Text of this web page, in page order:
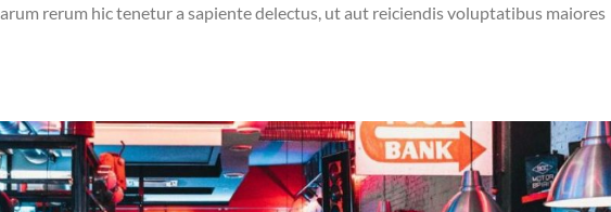
rerum hic tenetur a sapiente delectus, ut aut reiciendis voluptatibus maiores